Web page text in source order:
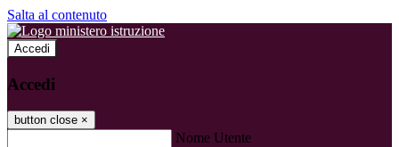
Salta al contenuto
Accedi
Accedi
button close ×
Nome Utente